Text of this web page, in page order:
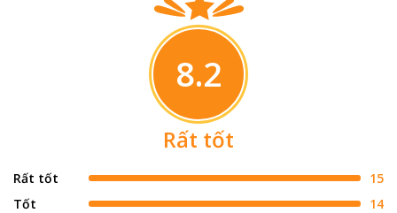
8.2
Rất tốt
Rất tốt
15
Tốt
14